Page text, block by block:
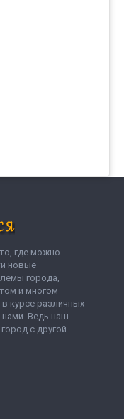
где можно
новые
города,
и многом
курсе различных
нами. Ведь наш
с другой